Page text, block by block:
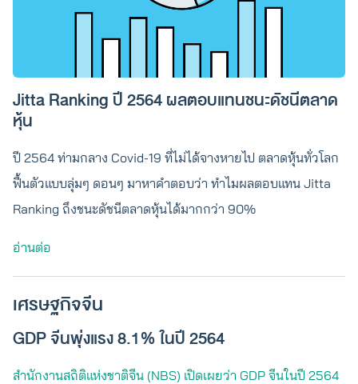
Jitta Ranking ปี 2564 ผลตอบแทนชนะดัชนีตลาด
หุ้น
ปี 2564 ท่ามกลาง Covid-19 ที่ไม่ได้จางหายไป ตลาดหุ้นทั่วโลก
ฟื้นตัวแบบลุ่มๆ ดอนๆ มาหาคำตอบว่า ทำไมผลตอบแทน Jitta
Ranking ถึงชนะดัชนีตลาดหุ้นได้มากกว่า 90%
อ่านต่อ
เศรษฐกิจจีน
GDP จีนพุ่งแรง 8.1% ในปี 2564
สำนักงานสถิติแห่งชาติจีน (NBS) เปิดเผยว่า GDP จีนในปี 2564